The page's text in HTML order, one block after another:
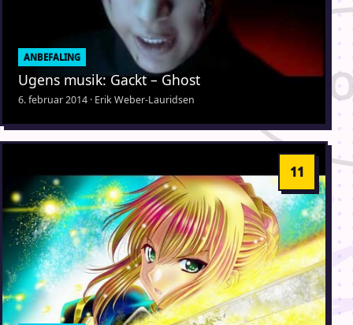
ANBEFALING
Ugens musik: Gackt – Ghost
6. februar 2014 · Erik Weber-Lauridsen